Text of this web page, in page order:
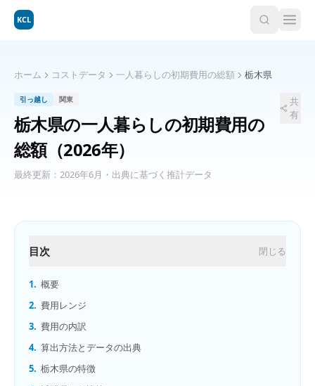
KCL
ホーム コストデータ 一人暮らしの初期費用の総額 栃木県
引っ越し 関東
栃木県の一人暮らしの初期費用の
総額（2026年）
最終更新： 2026年6月 ・出典に基づく推計データ
共
有
目次 閉じる
1. 概要
2. 費用レンジ
3. 費用の内訳
4. 算出方法とデータの出典
5. 栃木県の特徴